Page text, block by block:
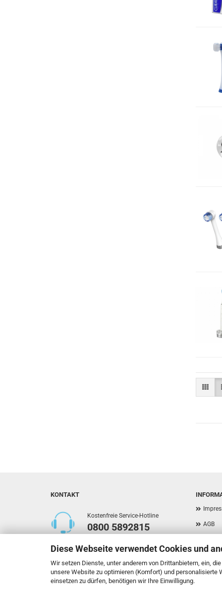
Diese Webseite verwendet Cookies und
Wir setzen Dienste, unter anderem von Drittanbietern, ein,
unsere Website zu optimieren (Komfort) und
einsetzen zu dürfen, benötigen wir Ihre Einwilligung.
AGB
KONTAKT
Kostenfreie Service-Hotline
0800 5892815
Callback Service